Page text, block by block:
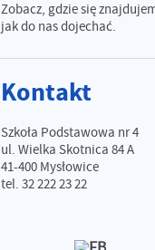
Zobacz, gdzie się
jak do nas dojechać.
Kontakt
Szkoła Podstawowa nr 4
ul. Wielka Skotnica 84 A
41-400 Mysłowice
tel. 32 222 23 22